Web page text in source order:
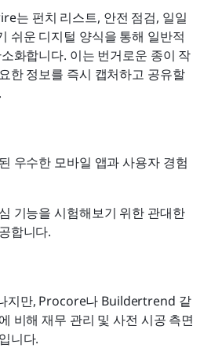
는 펀치 리스트, 안전 점검, 일일
쉬운 디지털 양식을 통해 일반적
화합니다. 이는 번거로운 종이 작
한 정보를 즉시 캡처하고 공유할
우수한 모바일 앱과 사용자 경험
기능을 시험해보기 위한 관대한
합니다.
지만, Procore나 Buildertrend 같
비해 재무 관리 및 사전 시공 측면
니다.